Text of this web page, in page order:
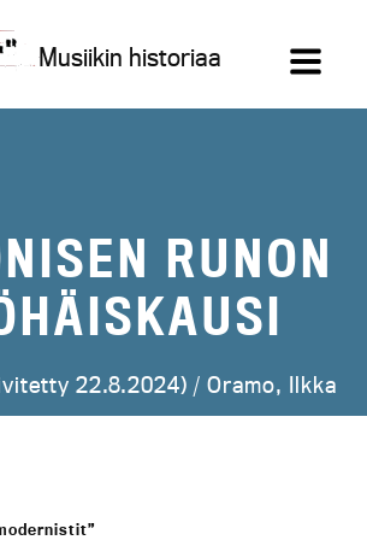
Musiikin historiaa
RUNON
22.8.2024) / Oramo, Ilkka